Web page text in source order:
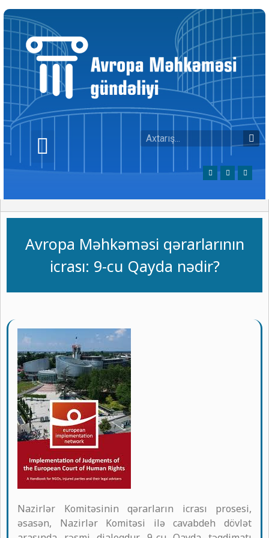
Avropa Məhkəməsi qərarlarının
icrası: 9-cu Qayda nədir?
Nazirlər Komitəsinin qərarların icrası prosesi,
əsasən, Nazirlər Komitəsi ilə cavabdeh dövlət